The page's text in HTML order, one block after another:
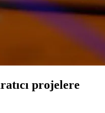
projelere